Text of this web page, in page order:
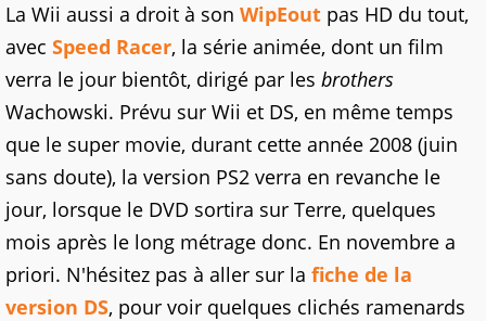
La Wii aussi a droit à son WipEout pas HD du tout,
avec Speed Racer, la série animée, dont un film
verra le jour bientôt, dirigé par les brothers
Wachowski. Prévu sur Wii et DS, en même temps
que le super movie, durant cette année 2008 (juin
sans doute), la version PS2 verra en revanche le
jour, lorsque le DVD sortira sur Terre, quelques
mois après le long métrage donc. En novembre a
priori. N'hésitez pas à aller sur la fiche de la
version DS, pour voir quelques clichés ramenards